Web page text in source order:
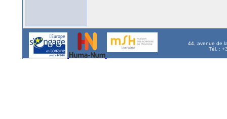
44, avenue de
Tél. :